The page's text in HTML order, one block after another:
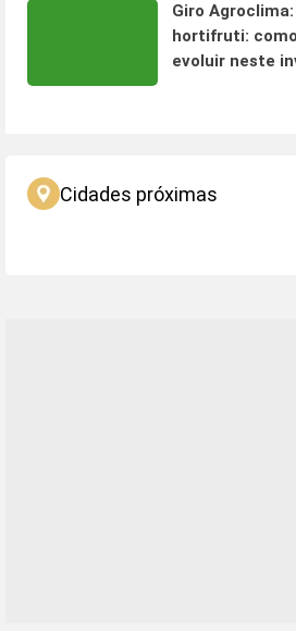
Giro
hortifruti:
evoluir neste
Cidades próximas